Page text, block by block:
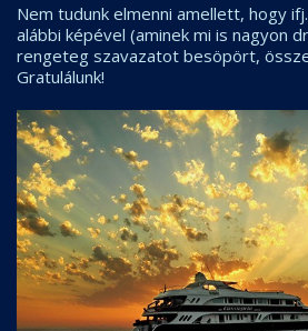
Nem tudunk elmenni amellett, hogy
alábbi képével (aminek mi is nagyon
rengeteg szavazatot besöpört,
Gratulálunk!